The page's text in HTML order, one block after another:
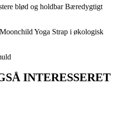
blød og holdbar Bæredygtigt
Yoga Strap i økologisk
INTERESSERET